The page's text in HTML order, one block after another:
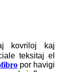
kovriloj kaj
teksitaj el
por havigi